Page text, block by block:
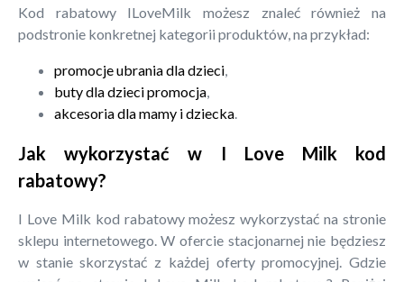
Kod rabatowy ILoveMilk możesz znaleć również na
podstronie konkretnej kategorii produktów, na przykład:
promocje ubrania dla dzieci,
buty dla dzieci promocja,
akcesoria dla mamy i dziecka.
Jak wykorzystać w I Love Milk kod
rabatowy?
I Love Milk kod rabatowy możesz wykorzystać na stronie
sklepu internetowego. W ofercie stacjonarnej nie będziesz
w stanie skorzystać z każdej oferty promocyjnej. Gdzie